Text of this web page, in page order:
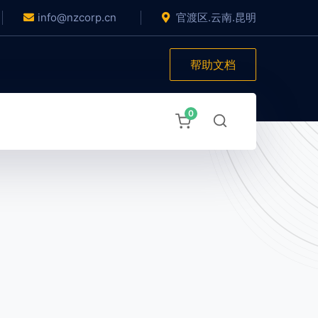
info@nzcorp.cn 官渡区.云南.昆明
帮助文档
0